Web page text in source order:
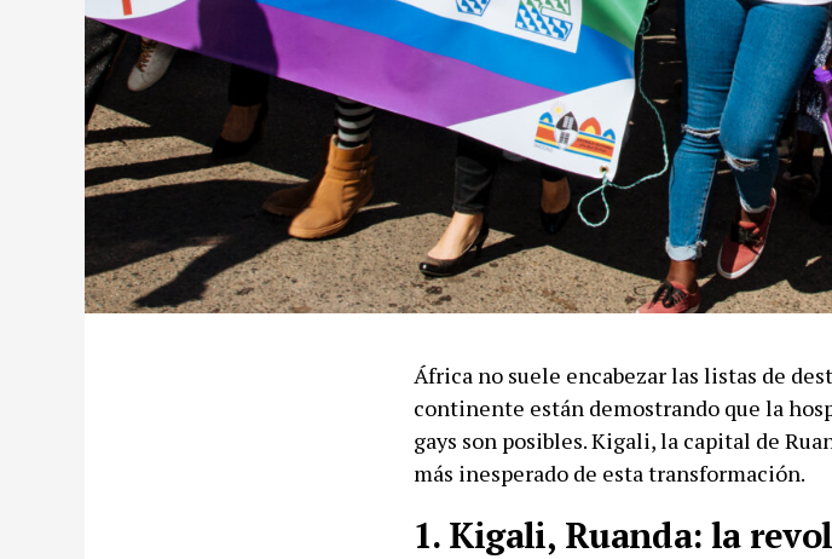
África no suele encabezar las listas de
continente están demostrando que la
gays son posibles. Kigali, la capital de
más inesperado de esta transformación.
1. Kigali, Ruanda: la